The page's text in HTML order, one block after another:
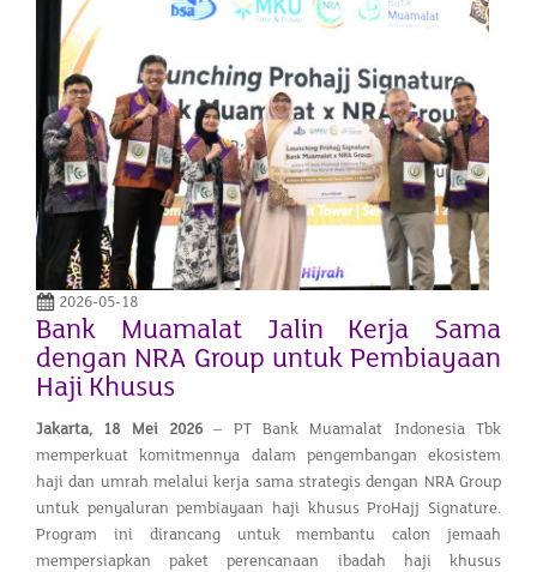
2026-05-18
Bank Muamalat Jalin Kerja Sama
dengan NRA Group untuk Pembiayaan
Haji Khusus
Jakarta, 18 Mei 2026 – PT Bank Muamalat Indonesia Tbk
memperkuat komitmennya dalam pengembangan ekosistem
haji dan umrah melalui kerja sama strategis dengan NRA Group
untuk penyaluran pembiayaan haji khusus ProHajj Signature.
Program ini dirancang untuk membantu calon jemaah
mempersiapkan paket perencanaan ibadah haji khusus